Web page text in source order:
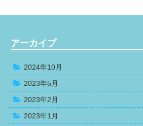
アーカイブ
2024年10月
2023年5月
2023年2月
2023年1月